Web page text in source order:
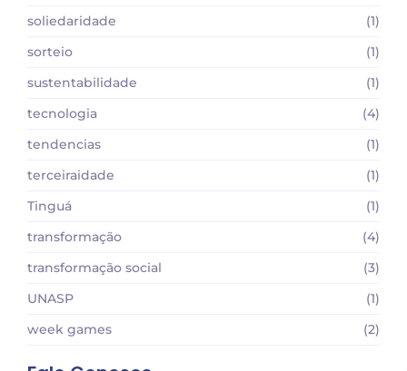
soliedaridade
(1)
sorteio
(1)
sustentabilidade
(1)
tecnologia
(4)
tendencias
(1)
terceiraidade
(1)
Tinguá
(1)
transformação
(4)
transformação social
(3)
UNASP
(1)
week games
(2)